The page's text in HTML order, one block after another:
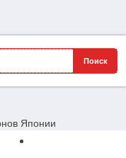
Японии